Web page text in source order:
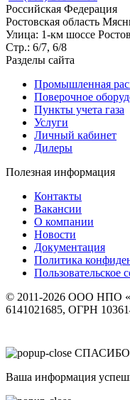
Российская Федерация
Ростовская область
Улица: 1-км шоссе
Стр.: 6/7, 6/8
Разделы сайта
Промышленная
Поверочное
Пункты учета газа
Услуги
Личный кабинет
Дилеры
Полезная информация
Контакты
Вакансии
О компании
Новости
Документация
Политика
Пользовательское
© 2011-2026 ООО НПО
6141021685, ОГРН
Ваша информация